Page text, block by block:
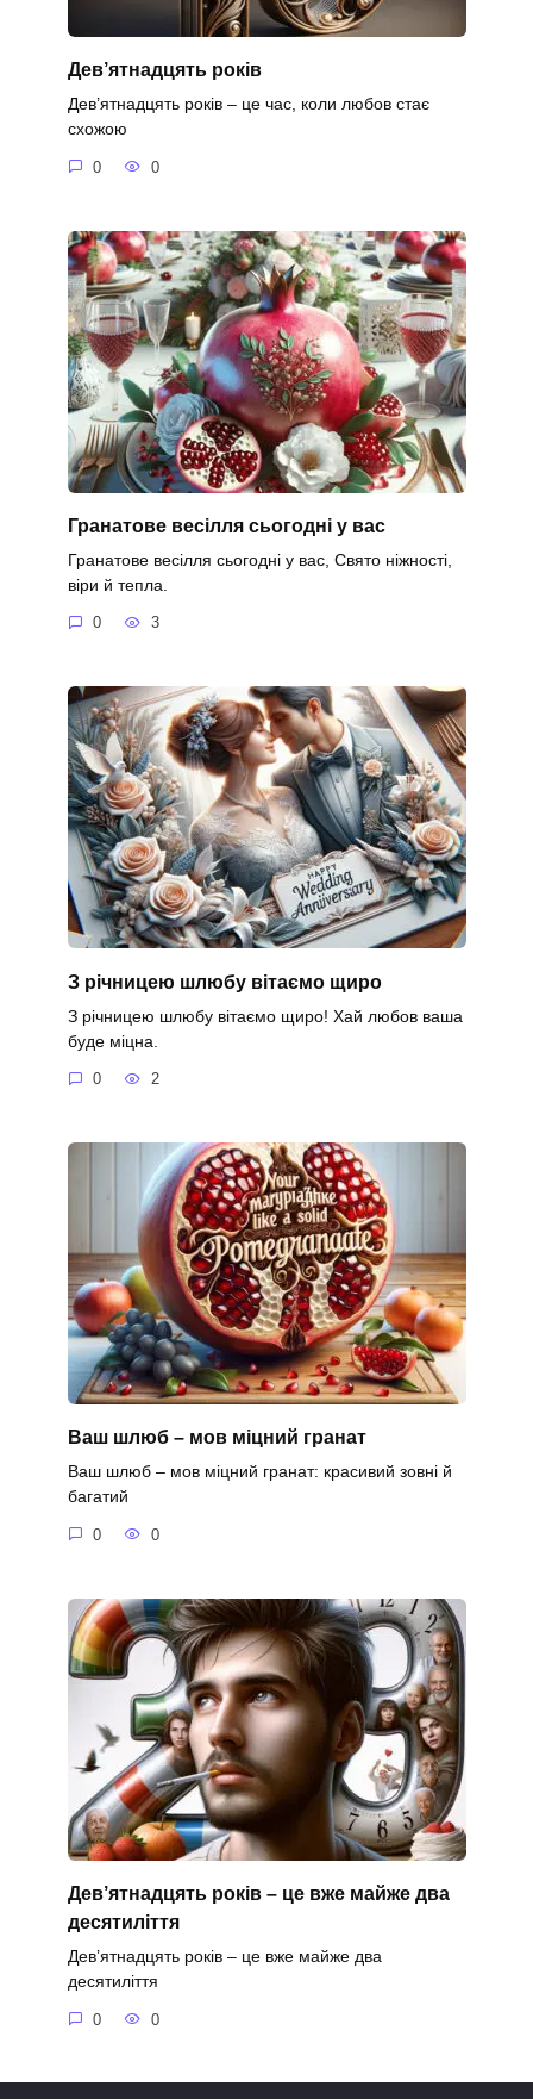
Дев’ятнадцять років
Дев’ятнадцять років – це час, коли любов стає
схожою
0 0
Гранатове весілля сьогодні у вас
Гранатове весілля сьогодні у вас, Свято ніжності,
віри й тепла.
0 3
З річницею шлюбу вітаємо щиро
З річницею шлюбу вітаємо щиро! Хай любов ваша
буде міцна.
0 2
Ваш шлюб – мов міцний гранат
Ваш шлюб – мов міцний гранат: красивий зовні й
багатий
0 0
Дев’ятнадцять років – це вже майже два
десятиліття
Дев’ятнадцять років – це вже майже два
десятиліття
0 0